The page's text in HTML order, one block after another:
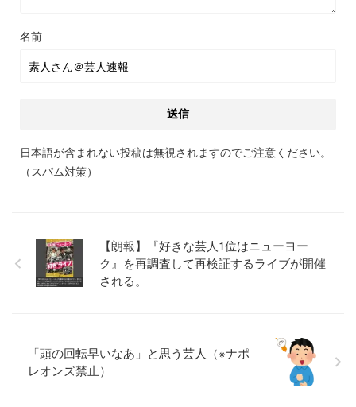
名前
日本語が含まれない投稿は無視されますのでご注意ください。
（スパム対策）
【朗報】『好きな芸人1位はニューヨー
ク』を再調査して再検証するライブが開催
される。
「頭の回転早いなあ」と思う芸人（※ナポ
レオンズ禁止）